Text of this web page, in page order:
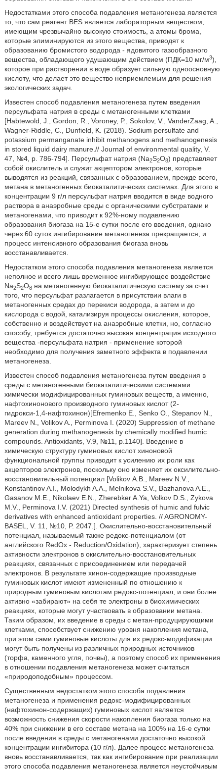
Недостатками этого способа подавления метаногенеза является
то, что сам реагент BES является лабораторным веществом,
имеющим чрезвычайно высокую стоимость, а атомы брома,
которые элиминируются из этого вещества, приводят к
образованию бромистого водорода - ядовитого газообразного
вещества, обладающего удушающим действием (ПДК=10 мг/м3),
которое при растворении в воде образует сильную одноосновную
кислоту, что делает это вещество неприемлемым для решения
экологических задач.
Известен способ подавления метаногенеза путем введения
персульфата натрия в среды с метаногенными клетками
[Habtewold, J., Gordon, R., Voroney, P., Sokolov, V., VanderZaag, A.,
Wagner-Riddle, C., Dunfield, K. (2018). Sodium persulfate and
potassium permanganate inhibit methanogens and methanogenesis
in stored liquid dairy manure.// Journal of environmental quality, V.
47, №4, p. 786-794]. Персульфат натрия (Na2S2O8) представляет
собой окислитель и служит акцептором электронов, которые
выводятся из реакций, связанных с образованием, прежде всего,
метана в метаногенных биокаталитических системах. Для этого в
концентрации 9 г/л персульфат натрия вводится в виде водного
раствора в анаэробные среды с органическими субстратами и
метаногенами, что приводит к 92%-ному подавлению
образования биогаза на 15-е сутки после его введения, однако
через 60 суток ингибирование метаногенеза прекращается, и
процесс интенсивного образования биогаза вновь
восстанавливается.
Недостатком этого способа подавления метаногенеза является
неполное и всего лишь временное ингибирующее воздействие
Na2S2O8на метаногенную биокаталитическую систему за счет
того, что персульфат разлагается в присутствии влаги в
метаногенных средах до перекиси водорода, а затем и до
кислорода с водой, катализируя процессы окисления, которое,
собственно и воздействует на анаэробные клетки, но, согласно
способу, требуется достаточно высокая концентрация исходного
вещества -персульфата натрия - применение которой
необходимо для получения заметного эффекта в подавлении
метаногенеза.
Известен способ подавления метаногенеза путем введения в
среды с метаногенными биокаталитическими системами
химически модифицированных гуминовых веществ, а именно,
нафтохинонового производного гуминовых кислот (2-
гидрокси-1,4-нафтохинон)[Efremenko Е., Senko О., Stepanov N.,
Mareev N., Volikov A., Perminova I. (2020) Suppression of methane
generation during methanogenesis by chemically modified humic
compounds. Antioxidants, V.9, №11, p.1140]. Введение в
химическую структуру гуминовых кислот хиноновой
функциональной группы приводит к усилению их роли как
акцепторов электронов, поскольку оно изменяет их оксилительно-
восстановительный потенциал [Volikov А.В., Mareev N.V.,
Konstantinov A.I., Molodykh A.A., Melnikova S.V., Bazhanova A.E.,
Gasanov M.E., Nikolaev E.N., Zherebker A.Ya, Volkov D.S., Zykova
M.V., Perminova I.V. (2021) Directed synthesis of humic and fulvic
derivatives with enhanced antioxidant properties. // AGRONOMY-
BASEL, V. 11, №10, P. 2047.]. Окислительно-восстановительный
потенциал, называемый также редокс-потенциалом (от
английского RedOx - Reduction/Oxidation), характеризует степень
активности электронов в окислительно-восстановительных
реакциях, связанных с присоединением или передачей
электронов. В результате хинон-содержащие производные
гуминовых кислот имеют измененный по отношению к
природным гуминовым кислотам редокс-потенциал, и они более
активно «забирают» на себя те электроны в биохимических
реакциях, которые могут участвовать в образовании метана.
Таким образом, их введение в среды с метан-продуцирующими
клетками, способствует снижению уровня накопления метана,
при этом сами гуминовые кислоты для их редокс-модификации
могут быть получены из различных природных источников
(торфа, каменного угля, почвы), а поэтому способ их применения
в отношении подавления метаногенеза может считаться
«природоподобным» процессом.
Существенным недостатком этого способа подавления
метаногенеза и применения редокс-модифицированных
(нафтохинон-содержащих) гуминовых кислот является
возможность снижения скорости накопления биогаза только на
40% при снижении в его составе метана на 100% на 16-е сутки
после введения в среды с метаногенами достаточно высокой
концентрации ингибитора (10 г/л). Далее процесс метаногенеза
вновь восстанавливается, так как ингибирование при реализации
этого способа подавления метаногенеза является неустойчивым